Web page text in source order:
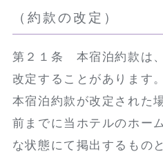
（約款の改定）
第２１条 本宿泊約款は
改定することがあります。
本宿泊約款が改定された
前までに当ホテルのホー
な状態にて掲出するもの